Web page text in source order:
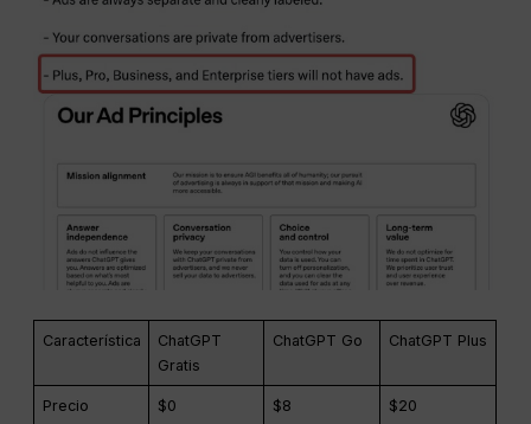
Característica
ChatGPT
Gratis
ChatGPT Go ChatGPT Plus
Precio
$0 $8 $20